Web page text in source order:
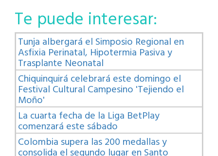
Te puede interesar:
Tunja albergará el Simposio Regional en
Asfixia Perinatal, Hipotermia Pasiva y
Trasplante Neonatal
Chiquinquirá celebrará este domingo el
Festival Cultural Campesino 'Tejiendo el
Moño'
La cuarta fecha de la Liga BetPlay
comenzará este sábado
Colombia supera las 200 medallas y
consolida el segundo lugar en Santo